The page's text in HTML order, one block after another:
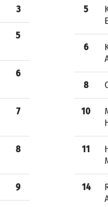
3
5
6
7
8
9
5
6
8
10
11
14